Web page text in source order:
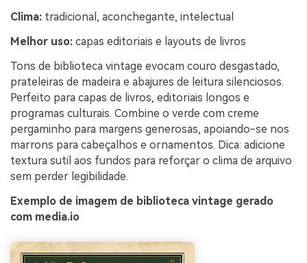
Clima: tradicional, aconchegante, intelectual
Melhor uso: capas editoriais e layouts de livros
Tons de biblioteca vintage evocam couro desgastado,
prateleiras de madeira e abajures de leitura silenciosos.
Perfeito para capas de livros, editoriais longos e
programas culturais. Combine o verde com creme
pergaminho para margens generosas, apoiando-se nos
marrons para cabeçalhos e ornamentos. Dica: adicione
textura sutil aos fundos para reforçar o clima de arquivo
sem perder legibilidade.
Exemplo de imagem de biblioteca vintage gerado
com media.io